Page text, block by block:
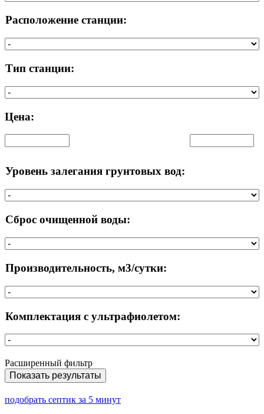
Расположение станции:
Тип станции:
Цена:
Уровень залегания грунтовых вод:
Сброс очищенной воды:
Производительность, м3/сутки:
Комплектация с ультрафиолетом:
Расширенный фильтр
Показать результаты
подобрать септик за 5 минут